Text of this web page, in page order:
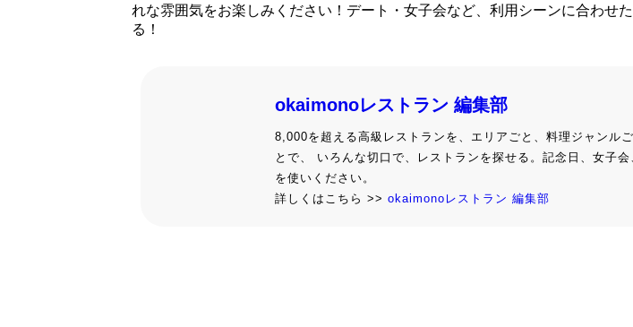
れな雰囲気をお楽しみください！デート・女子会など、利用シーンに合わせ
る！
okaimonoレストラン 編集部
8,000を超える高級レストランを、エリアごと、料理ジャンル
とで、 いろんな切口で、レストランを探せる。記念日、女子
を使いください。
詳しくはこちら >> okaimonoレストラン 編集部